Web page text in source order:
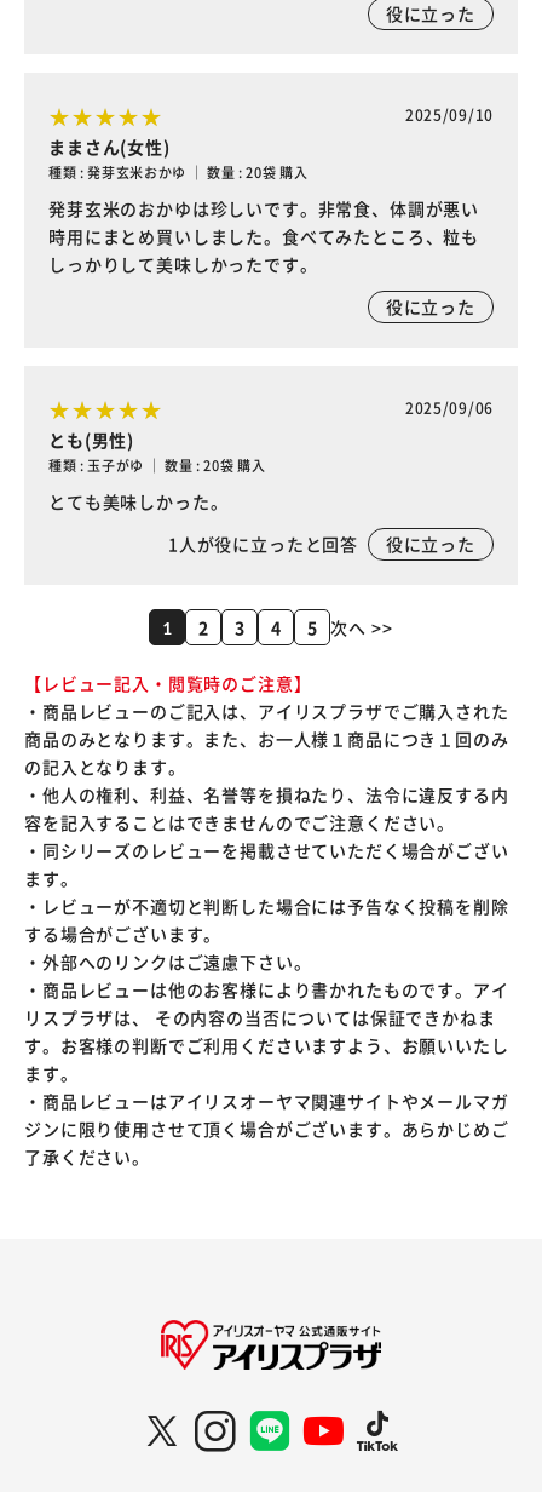
役に立った
2025/09/10
ままさん(女性)
種類 : 発芽玄米おかゆ ｜ 数量 : 20袋 購入
発芽玄米のおかゆは珍しいです。非常食、体調が悪い
時用にまとめ買いしました。食べてみたところ、粒も
しっかりして美味しかったです。
役に立った
2025/09/06
とも(男性)
種類 : 玉子がゆ ｜ 数量 : 20袋 購入
とても美味しかった。
1人が役に立ったと回答 役に立った
1 2 3 4 5 次へ >>
【レビュー記入・閲覧時のご注意】
・商品レビューのご記入は、アイリスプラザでご購入された
商品のみとなります。また、お一人様１商品につき１回のみ
の記入となります。
・他人の権利、利益、名誉等を損ねたり、法令に違反する内
容を記入することはできませんのでご注意ください。
・同シリーズのレビューを掲載させていただく場合がござい
ます。
・レビューが不適切と判断した場合には予告なく投稿を削除
する場合がございます。
・外部へのリンクはご遠慮下さい。
・商品レビューは他のお客様により書かれたものです。アイ
リスプラザは、 その内容の当否については保証できかねま
す。お客様の判断でご利用くださいますよう、お願いいたし
ます。
・商品レビューはアイリスオーヤマ関連サイトやメールマガ
ジンに限り使用させて頂く場合がございます。あらかじめご
了承ください。